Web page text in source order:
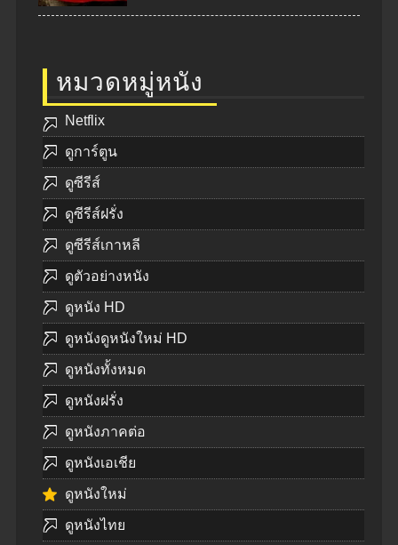
หมวดหมู่หนัง
Netflix
ดูการ์ตูน
ดูซีรีส์
ดูซีรีส์ฝรั่ง
ดูซีรีส์เกาหลี
ดูตัวอย่างหนัง
ดูหนัง HD
ดูหนังดูหนังใหม่ HD
ดูหนังทั้งหมด
ดูหนังฝรั่ง
ดูหนังภาคต่อ
ดูหนังเอเชีย
ดูหนังใหม่
ดูหนังไทย